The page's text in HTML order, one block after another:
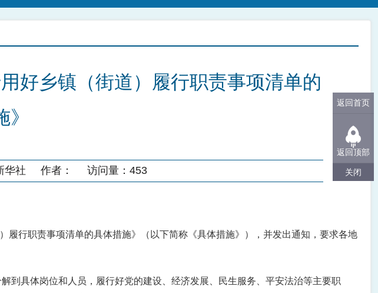
好乡镇（街道）履行职责事项清单的
华社 作者： 访问量： 453
行职责事项清单的具体措施》（以下简称《具体措施》），并发出通知，要求各地
到具体岗位和人员，履行好党的建设、经济发展、民生服务、平安法治等主要职
返回首页
返回顶部
关闭